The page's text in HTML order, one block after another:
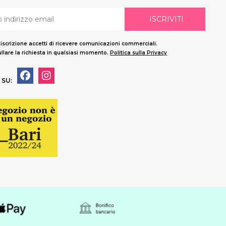
ISCRIVITI
accetti di ricevere comunicazioni commerciali.
la richiesta in qualsiasi momento.Politica sulla Privacy
SU: